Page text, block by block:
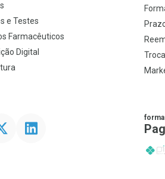
e Testes
Farmacêuticos
Digital
Linkedin
PIX